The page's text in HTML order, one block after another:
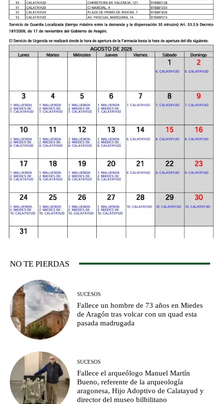
NO TE PIERDAS
SUCESOS
Fallece un hombre de 73 años en Miedes
de Aragón tras volcar con un quad esta
pasada madrugada
SUCESOS
Fallece el arqueólogo Manuel Martín
Bueno, referente de la arqueología
aragonesa, Hijo Adoptivo de Calatayud y
director del museo bilbilitano